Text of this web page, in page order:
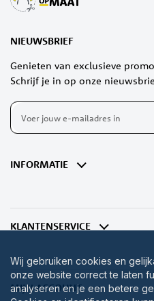
NIEUWSBRIEF
Genieten van exclusieve
Schrijf je in op onze
Abonneer
op
nieuwsbrief
INFORMATIE
KLANTENSERVICE
MIJN ACCOUNT
Wij gebruiken cookies en
onze website correct te laten
analyseren en je een betere